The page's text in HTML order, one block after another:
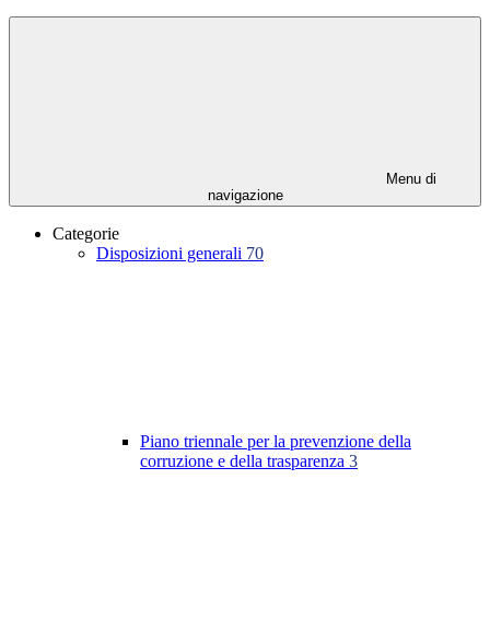
Menu di
navigazione
Categorie
Disposizioni generali 70
Piano triennale per la prevenzione della
corruzione e della trasparenza 3